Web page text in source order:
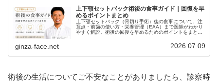
上下顎セットバック術後の食事ガイド｜回復を早
めるポイントまとめ
上下顎セットバック（骨切り手術）後の食事について、注
意点・前歯の使い方・栄養管理（EAA）まで医師がわかり
やすく解説。術後の回復を早めるためのポイントをまとめ
ginza-face.net 2026.07.09
術後の生活についてご不安なことがありましたら、診察時